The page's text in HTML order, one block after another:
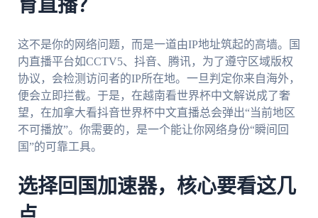
育直播？
这不是你的网络问题，而是一道由IP地址筑起的高墙。国
内直播平台如CCTV5、抖音、腾讯，为了遵守区域版权
协议，会检测访问者的IP所在地。一旦判定你来自海外，
便会立即拦截。于是，在越南看世界杯中文解说成了奢
望，在加拿大看抖音世界杯中文直播总会弹出“当前地区
不可播放”。你需要的，是一个能让你网络身份“瞬间回
国”的可靠工具。
选择回国加速器，核心要看这几